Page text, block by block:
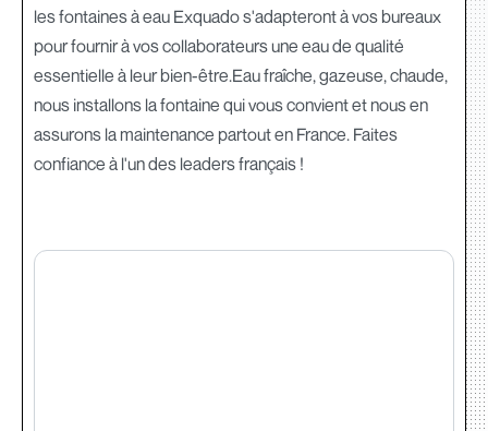
les fontaines à eau Exquado s'adapteront à vos bureaux
pour fournir à vos collaborateurs une eau de qualité
essentielle à leur bien-être.Eau fraîche, gazeuse, chaude,
nous installons la fontaine qui vous convient et nous en
assurons la maintenance partout en France. Faites
confiance à l'un des leaders français !‍